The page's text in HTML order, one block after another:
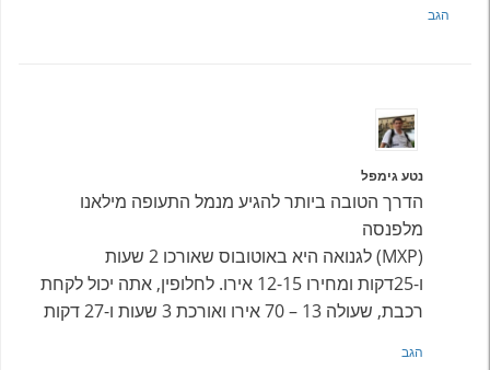
הגב
נטע גימפל
הדרך הטובה ביותר להגיע מנמל התעופה מילאנו
מלפנסה
(MXP) לגנואה היא באוטובוס שאורכו 2 שעות
ו-25דקות ומחירו 12-15 אירו. לחלופין, אתה יכול לקחת
רכבת, שעולה 13 – 70 אירו ואורכת 3 שעות ו-27 דקות
הגב